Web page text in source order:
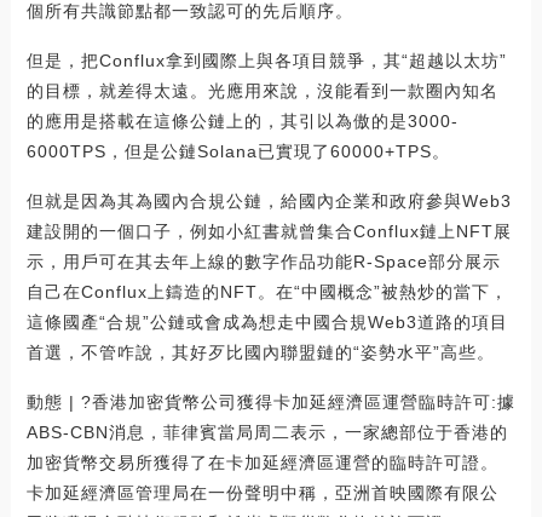
個所有共識節點都一致認可的先后順序。
但是，把Conflux拿到國際上與各項目競爭，其“超越以太坊”
的目標，就差得太遠。光應用來說，沒能看到一款圈內知名
的應用是搭載在這條公鏈上的，其引以為傲的是3000-
6000TPS，但是公鏈Solana已實現了60000+TPS。
但就是因為其為國內合規公鏈，給國內企業和政府參與Web3
建設開的一個口子，例如小紅書就曾集合Conflux鏈上NFT展
示，用戶可在其去年上線的數字作品功能R-Space部分展示
自己在Conflux上鑄造的NFT。在“中國概念”被熱炒的當下，
這條國產“合規”公鏈或會成為想走中國合規Web3道路的項目
首選，不管咋說，其好歹比國內聯盟鏈的“姿勢水平”高些。
動態 | ?香港加密貨幣公司獲得卡加延經濟區運營臨時許可:據
ABS-CBN消息，菲律賓當局周二表示，一家總部位于香港的
加密貨幣交易所獲得了在卡加延經濟區運營的臨時許可證。
卡加延經濟區管理局在一份聲明中稱，亞洲首映國際有限公